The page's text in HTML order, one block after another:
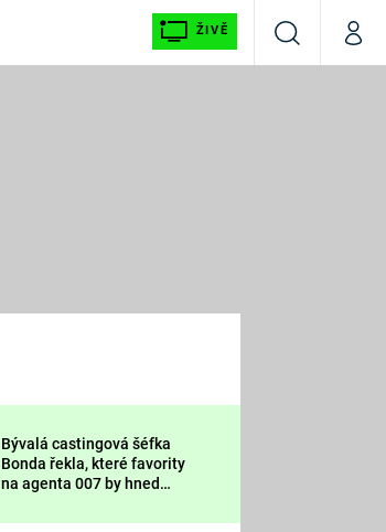
ŽIVĚ
VyhledáváníMůj
Prima LAJK
Sledujte nás
Bývalá castingová šéfka
Bonda řekla, které favority
na agenta 007 by hned